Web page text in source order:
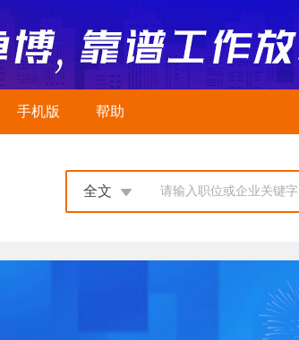
手机版 帮助
请输入职位或企业关键字
全文